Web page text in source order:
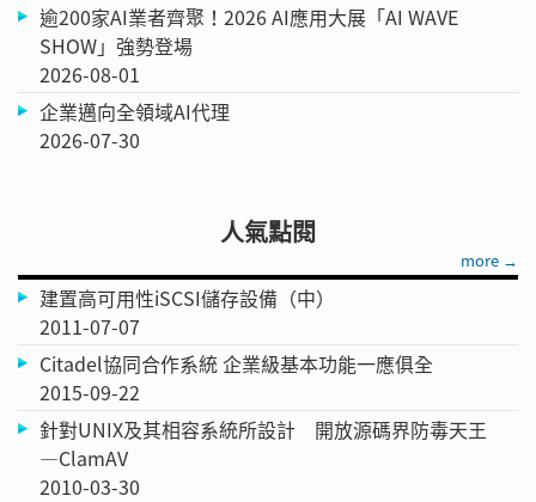
逾200家AI業者齊聚！2026 AI應用大展「AI WAVE
SHOW」強勢登場
2026-08-01
企業邁向全領域AI代理
2026-07-30
人氣點閱
more →
建置高可用性iSCSI儲存設備（中）
2011-07-07
Citadel協同合作系統 企業級基本功能一應俱全
2015-09-22
針對UNIX及其相容系統所設計 開放源碼界防毒天王
—ClamAV
2010-03-30